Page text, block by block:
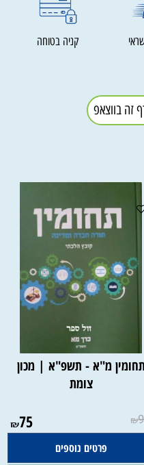
קניה בטוחה
זה בווצאפ
תחומין מ"א - תשפ"א | מכון
צומת
₪
₪75
פרטים נוספים